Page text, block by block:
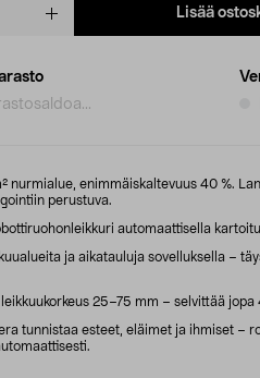
Lisää
nurmialue, enimmäiskaltevuus 40 %.
perustuva.
automaattisella
ja aikatauluja sovelluksella –
25–75 mm – selvittää jopa
tunnistaa esteet, eläimet ja ihmiset –